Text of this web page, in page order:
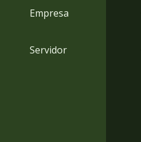
Empresa
Servidor